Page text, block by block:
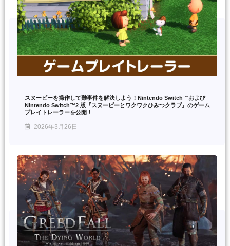
スヌーピーを操作して難事件を解決しよう！Nintendo Switch™および
Nintendo Switch™2 版『スヌーピーとワクワクひみつクラブ』のゲーム
プレイトレーラーを公開！
2026年3月26日